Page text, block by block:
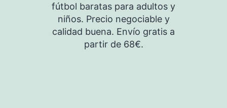
fútbol baratas para adultos y
niños. Precio negociable y
calidad buena. Envío gratis a
partir de 68€.